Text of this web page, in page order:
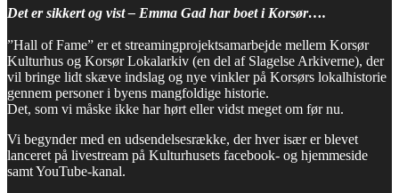
Det er sikkert og vist – Emma Gad har boet i Korsør….
”Hall of Fame” er et streamingprojektsamarbejde mellem Korsør
Kulturhus og Korsør Lokalarkiv (en del af Slagelse Arkiverne), der
vil bringe lidt skæve indslag og nye vinkler på Korsørs lokalhistorie
gennem personer i byens mangfoldige historie.
Det, som vi måske ikke har hørt eller vidst meget om før nu.
Vi begynder med en udsendelsesrække, der hver især er blevet
lanceret på livestream på Kulturhusets facebook- og hjemmeside
samt YouTube-kanal.